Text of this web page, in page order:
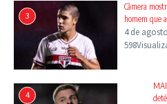
3
Câmera
homem que
4 de
4